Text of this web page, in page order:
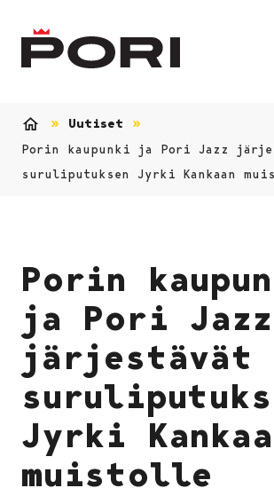
Uutiset
Porin kaupunki ja Pori Jazz
suruliputuksen Jyrki Kankaan
Porin
ja Pori Jazz
järjestävät
Jyrki
muistolle